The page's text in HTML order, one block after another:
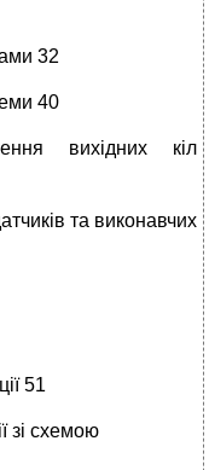
32
40
вихідних кіл
та виконавчих
51
зі схемою